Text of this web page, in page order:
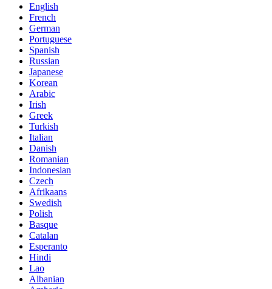
English
French
German
Portuguese
Spanish
Russian
Japanese
Korean
Arabic
Irish
Greek
Turkish
Italian
Danish
Romanian
Indonesian
Czech
Afrikaans
Swedish
Polish
Basque
Catalan
Esperanto
Hindi
Lao
Albanian